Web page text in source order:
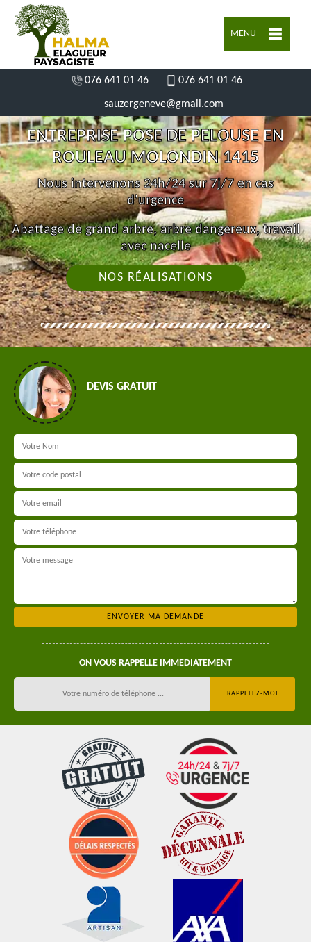
MENU
076 641 01 46 076 641 01 46
sauzergeneve@gmail.com
ENTREPRISE POSE DE PELOUSE EN
ROULEAU MOLONDIN 1415
Nous intervenons 24h/24 sur 7j/7 en cas
d'urgence
Abattage de grand arbre, arbre dangereux, travail
avec nacelle
NOS RÉALISATIONS
DEVIS GRATUIT
ON VOUS RAPPELLE IMMEDIATEMENT